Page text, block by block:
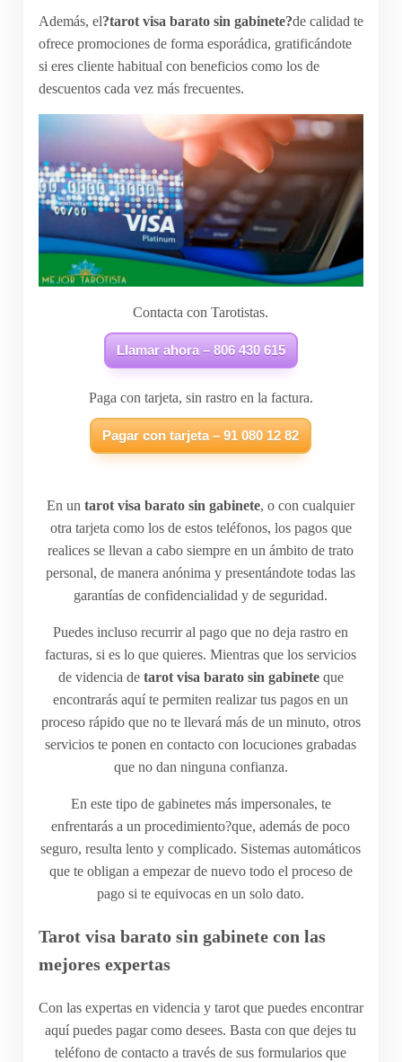
Además, el?tarot visa barato sin gabinete?de calidad te
ofrece promociones de forma esporádica, gratificándote
si eres cliente habitual con beneficios como los de
descuentos cada vez más frecuentes.
Contacta con Tarotistas.
Llamar ahora – 806 430 615
Paga con tarjeta, sin rastro en la factura.
Pagar con tarjeta – 91 080 12 82
En untarot visa barato sin gabinete, o con cualquier
otra tarjeta como los de estos teléfonos, los pagos que
realices se llevan a cabo siempre en un ámbito de trato
personal, de manera anónima y presentándote todas las
garantías de confidencialidad y de seguridad.
Puedes incluso recurrir al pago que no deja rastro en
facturas, si es lo que quieres. Mientras que los servicios
de videncia de tarot visa barato sin gabineteque
encontrarás aquí te permiten realizar tus pagos en un
proceso rápido que no te llevará más de un minuto, otros
servicios te ponen en contacto con locuciones grabadas
que no dan ninguna confianza.
En este tipo de gabinetes más impersonales, te
enfrentarás a un procedimiento?que, además de poco
seguro, resulta lento y complicado. Sistemas automáticos
que te obligan a empezar de nuevo todo el proceso de
pago si te equivocas en un solo dato.
Tarot visa barato sin gabinete con las
mejores expertas
Con las expertas en videncia y tarot que puedes encontrar
aquí puedes pagar como desees. Basta con que dejes tu
teléfono de contacto a través de sus formularios que